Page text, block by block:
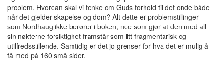
problem. Hvordan skal vi tenke om Guds forhold til det onde både
når det gjelder skapelse og dom? Alt dette er problemstillinger
som Nordhaug ikke berører i boken, noe som gjør at den med all
sin nøkterne forsiktighet framstår som litt fragmentarisk og
utilfredsstillende. Samtidig er det jo grenser for hva det er mulig å
få med på 160 små sider.